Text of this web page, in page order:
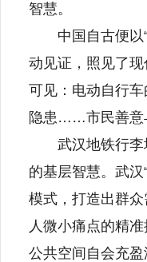
智慧。
中国自古便以“
动见证，照见了
可见：电动自行
隐患……市民善意
武汉地铁行李墙
的基层智慧。武
模式，打造出群
人微小痛点的精
公共空间自会充盈